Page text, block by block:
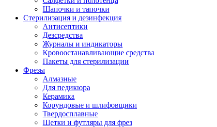
Шапочки и тапочки
Стерилизация и дезинфекция
Антисептики
Дезсредства
Журналы и индикаторы
Кровоостанавливающие средства
Пакеты для стерилизации
Фрезы
Алмазные
Для педикюра
Керамика
Корундовые и шлифовщики
Твердосплавные
Щетки и футляры для фрез